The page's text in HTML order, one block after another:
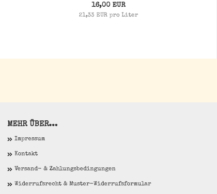
16,00 EUR
21,33 EUR pro Liter
MEHR ÜBER...
Impressum
Kontakt
Versand- & Zahlungsbedingungen
Widerrufsrecht & Muster-Widerrufsformular